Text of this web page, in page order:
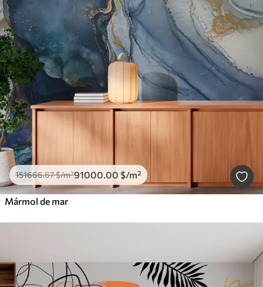
151666.67$/m²91000.00 $/m²
Mármol de mar